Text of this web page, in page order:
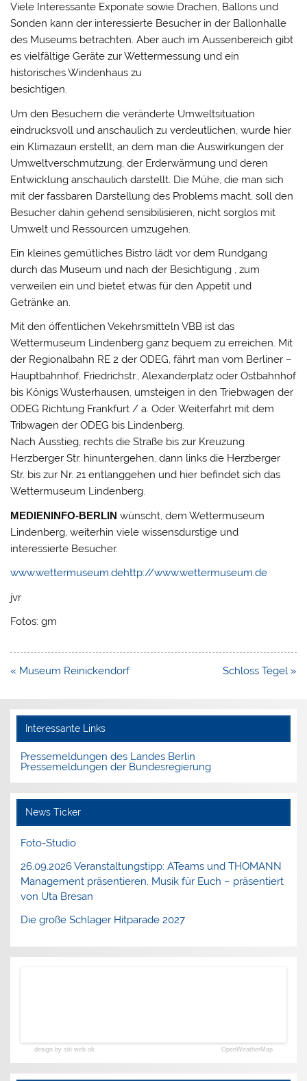
Viele Interessante Exponate sowie Drachen, Ballons und
Sonden kann der interessierte Besucher in der Ballonhalle
des Museums betrachten. Aber auch im Aussenbereich gibt
es vielfältige Geräte zur Wettermessung und ein
historisches Windenhaus zu
besichtigen.
Um den Besuchern die veränderte Umweltsituation
eindrucksvoll und anschaulich zu verdeutlichen, wurde hier
ein Klimazaun erstellt, an dem man die Auswirkungen der
Umweltverschmutzung, der Erderwärmung und deren
Entwicklung anschaulich darstellt. Die Mühe, die man sich
mit der fassbaren Darstellung des Problems macht, soll den
Besucher dahin gehend sensibilisieren, nicht sorglos mit
Umwelt und Ressourcen umzugehen.
Ein kleines gemütliches Bistro lädt vor dem Rundgang
durch das Museum und nach der Besichtigung , zum
verweilen ein und bietet etwas für den Appetit und
Getränke an.
Mit den öffentlichen Vekehrsmitteln VBB ist das
Wettermuseum Lindenberg ganz bequem zu erreichen. Mit
der Regionalbahn RE 2 der ODEG, fährt man vom Berliner –
Hauptbahnhof, Friedrichstr., Alexanderplatz oder Ostbahnhof
bis Königs Wusterhausen, umsteigen in den Triebwagen der
ODEG Richtung Frankfurt / a. Oder. Weiterfahrt mit dem
Tribwagen der ODEG bis Lindenberg.
Nach Ausstieg, rechts die Straße bis zur Kreuzung
Herzberger Str. hinuntergehen, dann links die Herzberger
Str. bis zur Nr. 21 entlanggehen und hier befindet sich das
Wettermuseum Lindenberg.
MEDIENINFO-BERLINwünscht, dem Wettermuseum
Lindenberg, weiterhin viele wissensdurstige und
interessierte Besucher.
www.wettermuseum.dehttp://www.wettermuseum.de
jvr
Fotos: gm
Beitragsnavigation
« Museum Reinickendorf Schloss Tegel »
Interessante Links
Pressemeldungen des Landes Berlin
Pressemeldungen der Bundesregierung
News Ticker
Foto-Studio
26.09.2026 Veranstaltungstipp: ATeams und THOMANN
Management präsentieren. Musik für Euch – präsentiert
von Uta Bresan
Die große Schlager Hitparade 2027
design by siti web ok OpenWeatherMap